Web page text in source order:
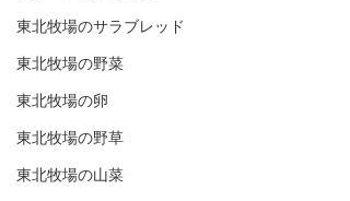
東北牧場のサラブレッド
東北牧場の野菜
東北牧場の卵
東北牧場の野草
東北牧場の山菜